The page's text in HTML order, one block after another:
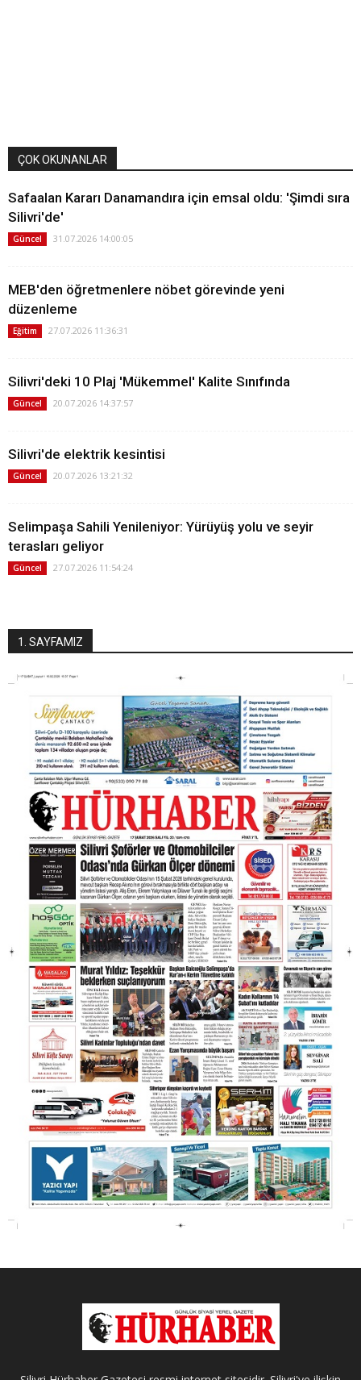
ÇOK OKUNANLAR
Safaalan Kararı Danamandıra için emsal oldu: 'Şimdi sıra
Silivri'de'
Güncel 31.07.2026 14:00:05
MEB'den öğretmenlere nöbet görevinde yeni
düzenleme
Eğitim 27.07.2026 11:36:31
Silivri'deki 10 Plaj 'Mükemmel' Kalite Sınıfında
Güncel 20.07.2026 14:37:57
Silivri'de elektrik kesintisi
Güncel 20.07.2026 13:21:32
Selimpaşa Sahili Yenileniyor: Yürüyüş yolu ve seyir
terasları geliyor
Güncel 27.07.2026 11:54:24
1. SAYFAMIZ